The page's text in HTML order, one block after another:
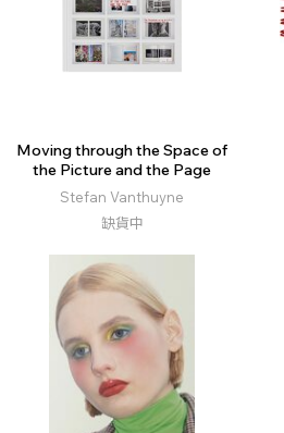
Moving through the Space of
the Picture and the Page
Stefan Vanthuyne
缺貨中